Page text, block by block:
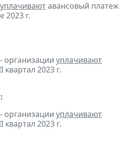
уплачиваютавансовый платеж
2023 г.
организации уплачивают
2023 г.
организации уплачивают
2023 г.